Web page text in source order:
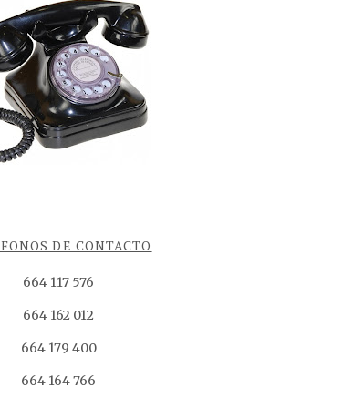
DE CONTACTO
664 117 576
664 162 012
664 179 400
664 164 766